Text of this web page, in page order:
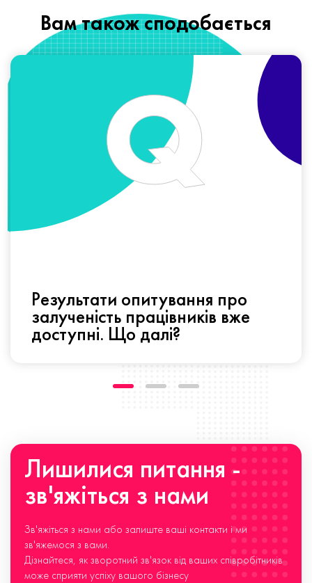
Вам також сподобається
Результати опитування про
залученість працівників вже
доступні. Що далі?
Лишилися питання -
зв'яжіться з нами
Зв'яжіться з нами або залиште ваші контакти і ми
зв'яжемося з вами.
Дізнайтеся, як зворотний зв'язок від ваших співробітників
може сприяти успіху вашого бізнесу